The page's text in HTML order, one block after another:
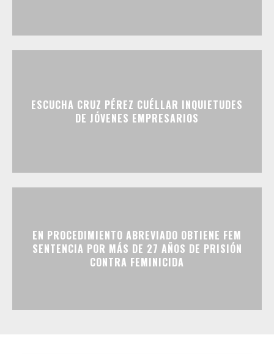
ESCUCHA CRUZ PÉREZ CUÉLLAR INQUIETUDES
DE JÓVENES EMPRESARIOS
EN PROCEDIMIENTO ABREVIADO OBTIENE FEM
SENTENCIA POR MÁS DE 27 AÑOS DE PRISIÓN
CONTRA FEMINICIDA